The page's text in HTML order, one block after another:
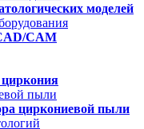
моделей
CAM
циркония
циркониевой пыли